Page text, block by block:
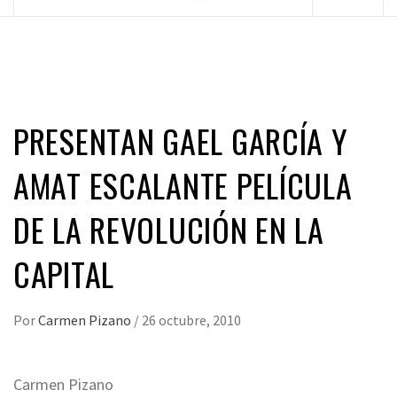
PRESENTAN GAEL GARCÍA Y
AMAT ESCALANTE PELÍCULA
DE LA REVOLUCIÓN EN LA
CAPITAL
PorCarmen Pizano / 26 octubre, 2010
Carmen Pizano